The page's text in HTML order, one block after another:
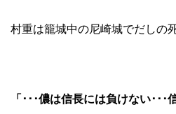
村重は籠城中の尼崎城でだしの
「･･･儂は信長には負けない･･･